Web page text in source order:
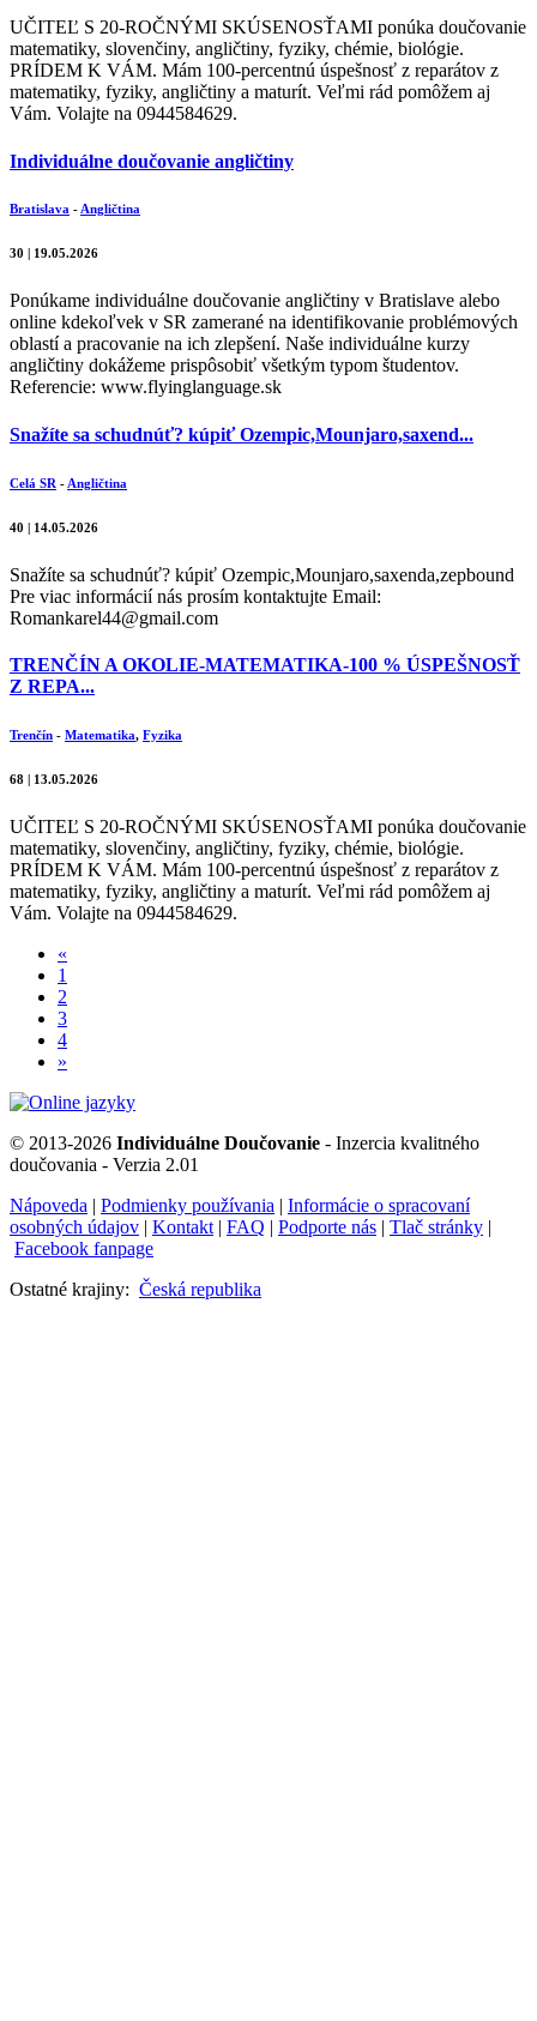
UČITEĽ S 20-ROČNÝMI SKÚSENOSŤAMI ponúka doučovanie
matematiky, slovenčiny, angličtiny, fyziky, chémie, biológie.
PRÍDEM K VÁM. Mám 100-percentnú úspešnosť z reparátov z
matematiky, fyziky, angličtiny a maturít. Veľmi rád pomôžem aj
Vám. Volajte na 0944584629.
Individuálne doučovanie angličtiny
Bratislava -Angličtina
30 | 19.05.2026
Ponúkame individuálne doučovanie angličtiny v Bratislave alebo
online kdekoľvek v SR zamerané na identifikovanie problémových
oblastí a pracovanie na ich zlepšení. Naše individuálne kurzy
angličtiny dokážeme prispôsobiť všetkým typom študentov.
Referencie: www.flyinglanguage.sk
Snažíte sa schudnúť? kúpiť Ozempic,Mounjaro,saxend...
Celá SR - Angličtina
40 | 14.05.2026
Snažíte sa schudnúť? kúpiť Ozempic,Mounjaro,saxenda,zepbound
Pre viac informácií nás prosím kontaktujte Email:
Romankarel44@gmail.com
TRENČÍN A OKOLIE-MATEMATIKA-100 % ÚSPEŠNOSŤ
Z REPA...
Trenčín - Matematika, Fyzika
68 | 13.05.2026
UČITEĽ S 20-ROČNÝMI SKÚSENOSŤAMI ponúka doučovanie
matematiky, slovenčiny, angličtiny, fyziky, chémie, biológie.
PRÍDEM K VÁM. Mám 100-percentnú úspešnosť z reparátov z
matematiky, fyziky, angličtiny a maturít. Veľmi rád pomôžem aj
Vám. Volajte na 0944584629.
«
1
2
3
4
»
© 2013-2026 Individuálne Doučovanie - Inzercia kvalitného
doučovania - Verzia 2.01
Nápoveda | Podmienky používania | Informácie o spracovaní
osobných údajov | Kontakt | FAQ | Podporte nás | Tlač stránky |
Facebook fanpage
Ostatné krajiny: Česká republika